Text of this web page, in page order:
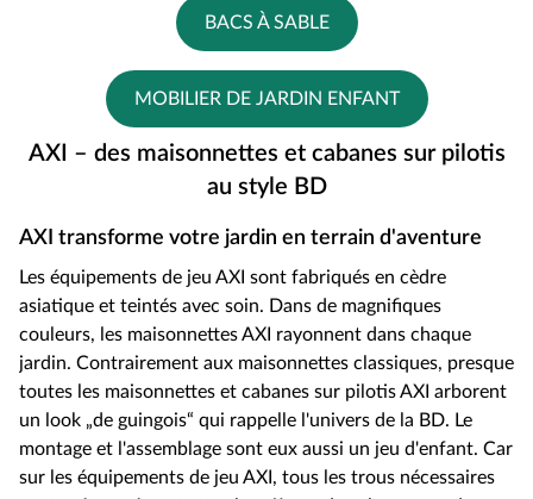
BACS À SABLE
MOBILIER DE JARDIN ENFANT
AXI – des maisonnettes et cabanes sur pilotis
au style BD
AXI transforme votre jardin en terrain d'aventure
Les équipements de jeu AXI sont fabriqués en cèdre
asiatique et teintés avec soin. Dans de magnifiques
couleurs, les maisonnettes AXI rayonnent dans chaque
jardin. Contrairement aux maisonnettes classiques, presque
toutes les maisonnettes et cabanes sur pilotis AXI arborent
un look „de guingois“ qui rappelle l'univers de la BD. Le
montage et l'assemblage sont eux aussi un jeu d'enfant. Car
sur les équipements de jeu AXI, tous les trous nécessaires